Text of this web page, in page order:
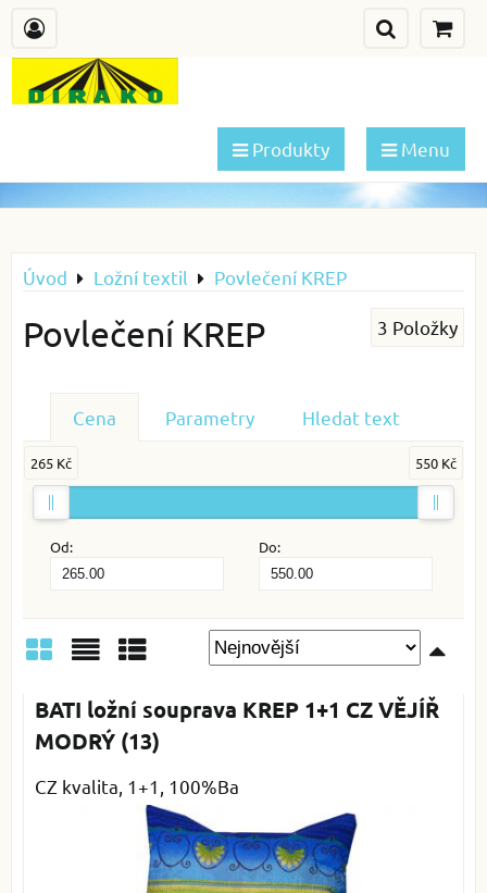
Produkty Menu
Úvod Ložní textil Povlečení KREP
Povlečení KREP 3 Položky
Cena Parametry Hledat text
Od: Do:
265 Kč 550 Kč
MřížkaSeznamTabulka
BATI ložní souprava KREP 1+1 CZ VĚJÍŘ
MODRÝ (13)
CZ kvalita, 1+1, 100%Ba